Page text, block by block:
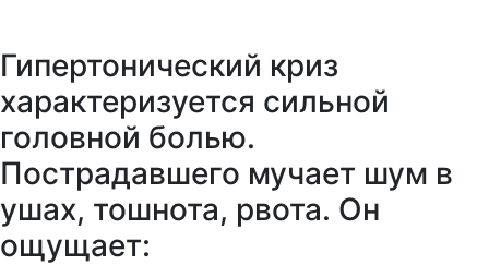
Гипертонический криз
характеризуется сильной
головной болью.
Пострадавшего мучает шум в
ушах, тошнота, рвота. Он
ощущает: